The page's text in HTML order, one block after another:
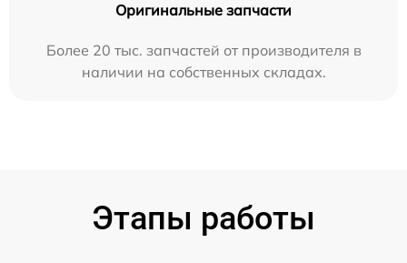
Оригинальные запчасти
Более 20 тыс. запчастей от производителя в
наличии на собственных складах.
Этапы работы